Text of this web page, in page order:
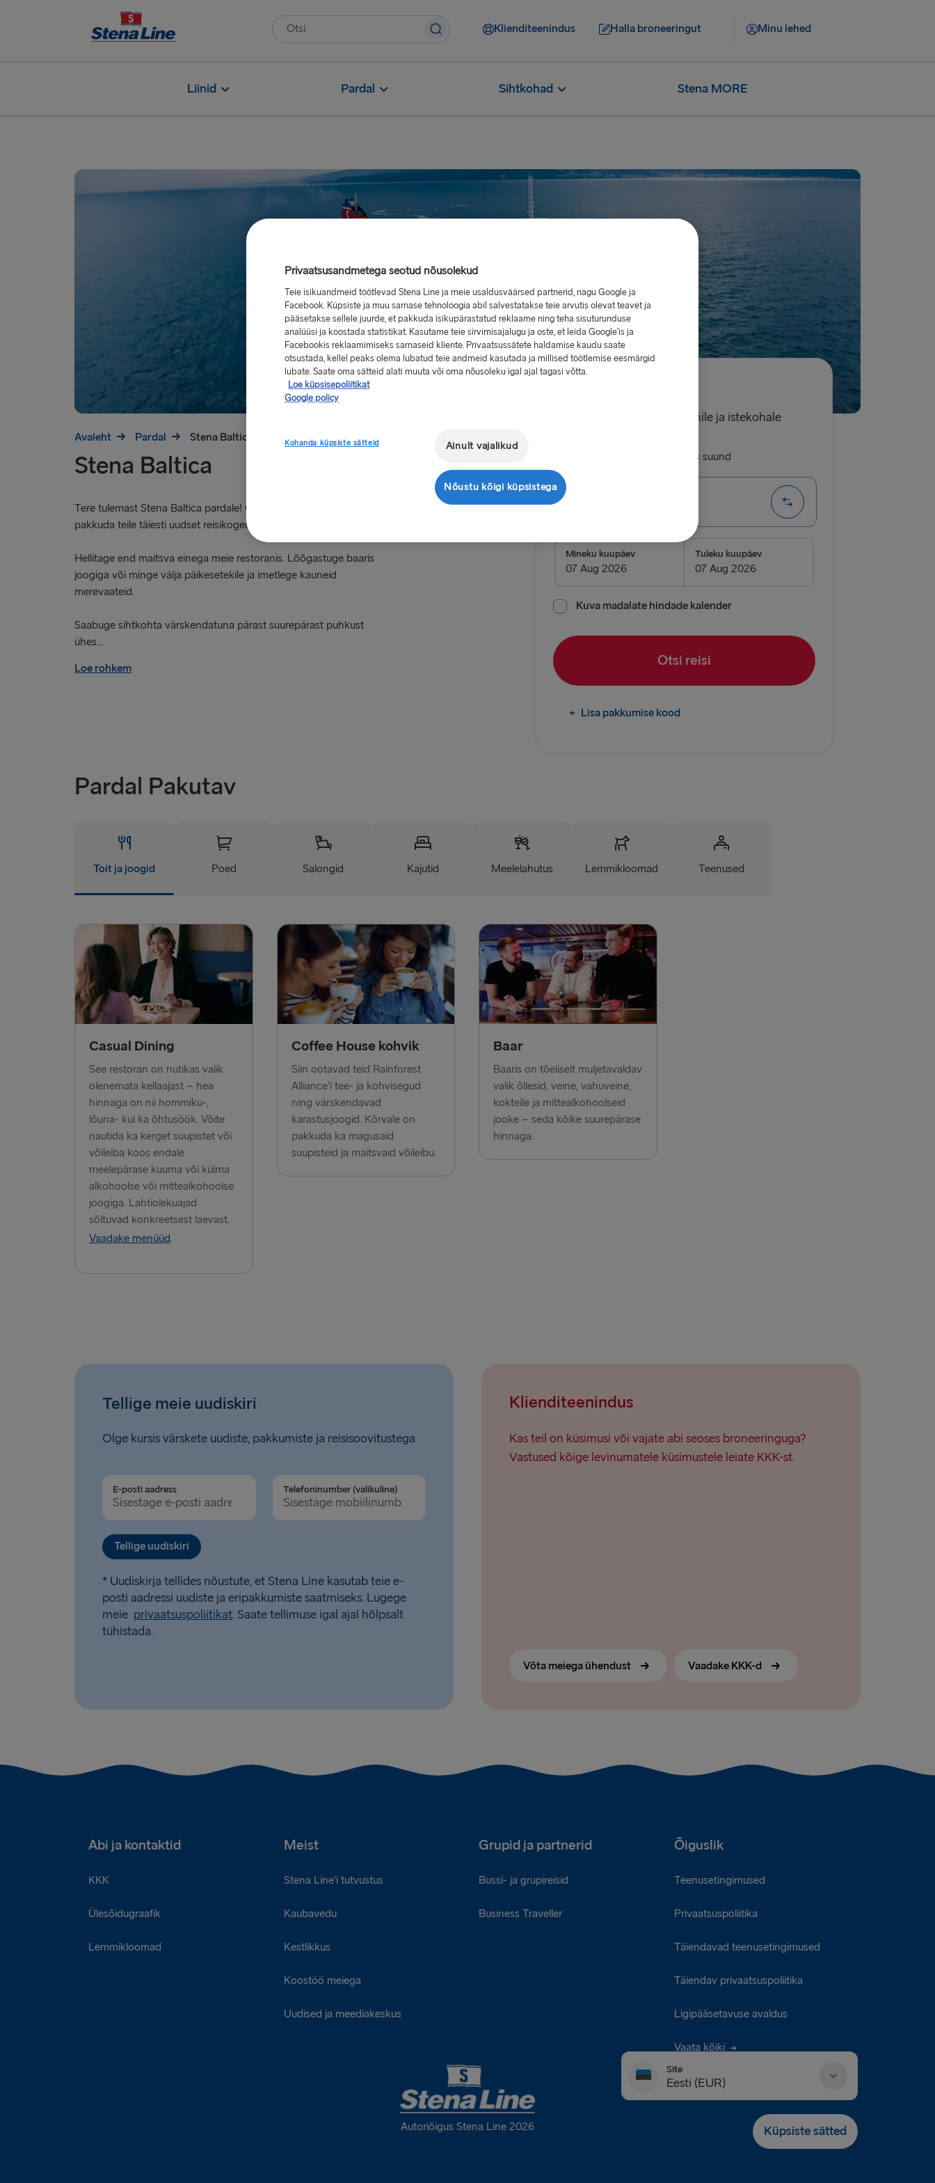
Klienditeenindus Halla broneeringut Minu lehed
Liinid Pardal Sihtkohad Stena MORE
Avaleht Pardal Stena Baltica
Stena Baltica
Tere tulemast Stena Baltica pardale! Ootame teid pardale, et
pakkuda teile täiesti uudset reisikogemust.
Hellitage end maitsva einega meie restoranis. Lõõgastuge baaris
joogiga või minge välja päikesetekile ja imetlege kauneid
merevaateid.
Saabuge sihtkohta värskendatuna pärast suurepärast puhkust
ühes...
Loe rohkem
üheotsapileti eest autole, juhile ja istekohale
Üks suund
Marsruut
Ventspils → Nynäshamn
Nynäshamn → Ventspils
LÄTIST SAKSAMAALE
Grenaa → Halmstad
Liverpool → Belfast
Cairnryan → Belfast
Harwich → Hook of Holland
Fishguard → Rosslare
Kiel → Gothenburg
Gothenburg → Frederikshavn
Karlskrona → Gdynia
Mineku kuupäev Tuleku kuupäev
Kuva madalate hindade kalender
Otsi reisi
+ Lisa pakkumise kood
Pardal Pakutav
Toit ja joogid Poed Salongid Kajutid Meelelahutus Lemmikloomad Teenused
Casual Dining
See restoran on nutikas valik
olenemata kellaajast – hea
hinnaga on nii hommiku-,
lõuna- kui ka õhtusöök. Võite
nautida ka kerget suupistet või
võileiba koos endale
meelepärase kuuma või külma
alkohoolse või mittealkohoolse
joogiga. Lahtiolekuajad
sõltuvad konkreetsest laevast.
Vaadake menüüd.
Coffee House kohvik
Siin ootavad teid Rainforest
Alliance’i tee- ja kohvisegud
ning värskendavad
karastusjoogid. Kõrvale on
pakkuda ka magusaid
suupisteid ja maitsvaid võileibu.
Baar
Baaris on tõeliselt muljetavaldav
valik õllesid, veine, vahuveine,
kokteile ja mittealkohoolseid
jooke – seda kõike suurepärase
hinnaga.
Tellige meie uudiskiri
Olge kursis värskete uudiste, pakkumiste ja reisisoovitustega
E-posti aadress Telefoninumber (valikuline)
Tellige uudiskiri
* Uudiskirja tellides nõustute, et Stena Line kasutab teie e-
posti aadressi uudiste ja eripakkumiste saatmiseks. Lugege
meie privaatsuspoliitikat. Saate tellimuse igal ajal hõlpsalt
tühistada.
Klienditeenindus
Kas teil on küsimusi või vajate abi seoses broneeringuga?
Vastused kõige levinumatele küsimustele leiate KKK-st.
Võta meiega ühendust Vaadake KKK-d
Abi ja kontaktid Meist Grupid ja partnerid Õiguslik
KKK
Ülesõidugraafik
Lemmikloomad
Stena Line’i tutvustus
Kaubavedu
Kestlikkus
Koostöö meiega
Uudised ja meediakeskus
Bussi- ja grupireisid
Business Traveller
Teenusetingimused
Privaatsuspoliitika
Täiendavad teenusetingimused
Täiendav privaatsuspoliitika
Ligipääsetavuse avaldus
Vaata kõiki
Autoriõigus Stena Line 2026
Site
Eesti (EUR)
Küpsiste sätted
Privaatsusandmetega seotud nõusolekud
Teie isikuandmeid töötlevad Stena Line ja meie usaldusväärsed partnerid, nagu Google ja
Facebook. Küpsiste ja muu sarnase tehnoloogia abil salvestatakse teie arvutis olevat teavet ja
pääsetakse sellele juurde, et pakkuda isikupärastatud reklaame ning teha sisuturunduse
analüüsi ja koostada statistikat. Kasutame teie sirvimisajalugu ja oste, et leida Google'is ja
Facebookis reklaamimiseks sarnaseid kliente. Privaatsussätete haldamise kaudu saate
otsustada, kellel peaks olema lubatud teie andmeid kasutada ja millised töötlemise eesmärgid
lubate. Saate oma sätteid alati muuta või oma nõusoleku igal ajal tagasi võtta.
Loe küpsisepoliitikat
Google policy
Kohanda küpsiste sätteid Ainult vajalikud
Nõustu kõigi küpsistega